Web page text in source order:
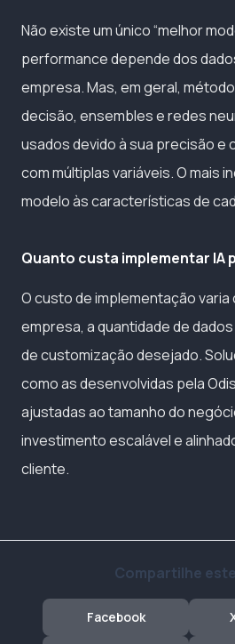
Não existe um único “melhor
performance depende dos
empresa. Mas, em geral,
decisão, ensembles e redes
usados devido à sua precisão e
com múltiplas variáveis. O mais
modelo às características de
Quanto custa implementar IA
O custo de implementação
empresa, a quantidade de
de customização desejado.
como as desenvolvidas pela
ajustadas ao tamanho do
investimento escalável e
cliente.
Compartilhe
Facebook